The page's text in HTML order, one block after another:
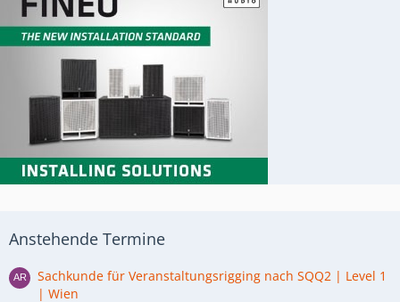
Anstehende Termine
Sachkunde für Veranstaltungsrigging nach SQQ2 | Level 1
| Wien